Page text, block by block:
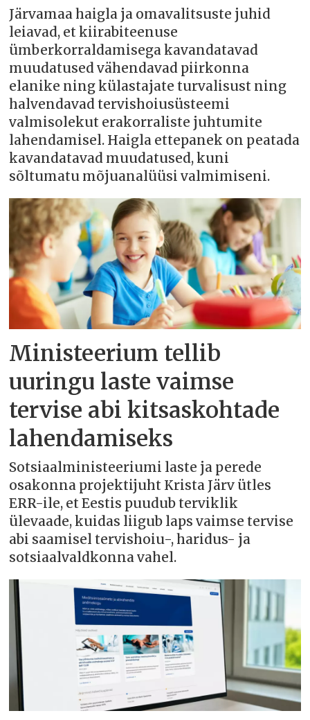
Järvamaa haigla ja omavalitsuste juhid
leiavad, et kiirabiteenuse
ümberkorraldamisega kavandatavad
muudatused vähendavad piirkonna
elanike ning külastajate turvalisust ning
halvendavad tervishoiusüsteemi
valmisolekut erakorraliste juhtumite
lahendamisel. Haigla ettepanek on peatada
kavandatavad muudatused, kuni
sõltumatu mõjuanalüüsi valmimiseni.
Ministeerium tellib
uuringu laste vaimse
tervise abi kitsaskohtade
lahendamiseks
Sotsiaalministeeriumi laste ja perede
osakonna projektijuht Krista Järv ütles
ERR-ile, et Eestis puudub terviklik
ülevaade, kuidas liigub laps vaimse tervise
abi saamisel tervishoiu-, haridus- ja
sotsiaalvaldkonna vahel.